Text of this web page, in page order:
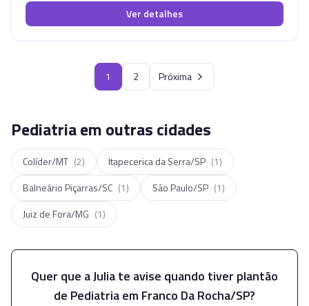
Ver detalhes
1 2 Próxima
Pediatria em outras cidades
Colíder/MT (2) Itapecerica da Serra/SP (1)
Balneário Piçarras/SC (1) São Paulo/SP (1)
Juiz de Fora/MG (1)
Quer que a Julia te avise quando tiver plantão
de Pediatriaem Franco Da Rocha/SP?